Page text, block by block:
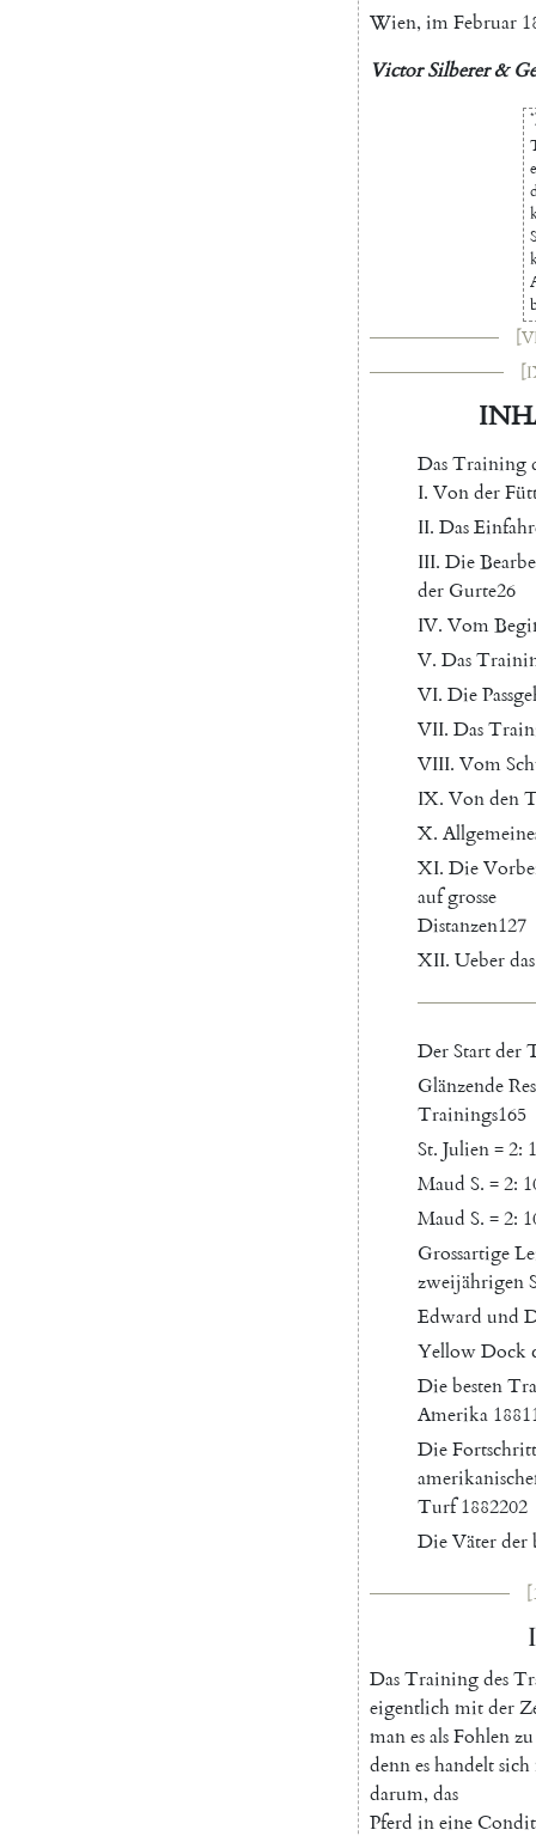
Wien, imFebruar
Victor Silberer&
DasTraining
I. Vonder
II. Das
III. Die
der Gurte26
IV. Vom
V. Das
VI. Die
VII. Das
VIII. Vom
IX. Vonden
X.
XI. Die
aufgrosse
Distanzen127
XII. Ueberdas
DerStartder
Glänzende
Trainings165
St. Julien=2:
Maud S. =2:
Maud S. =2:
Grossartige
zweijährigen
Edward und
YellowDock
Diebesten
Amerika 1881
Die
Turf 1882202
DieVäterder
DasTrainingdes
eigentlichmitder
manesalsFohlenzu
denneshandeltsich
darum, das
Pferd ineine